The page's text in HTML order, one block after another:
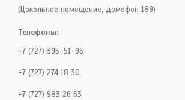
(Цокольное помещение, домофон 189)
Телефоны:
+7 (727) 395-51-96
+7 (727) 274 18 30
+7 (727) 983 26 63